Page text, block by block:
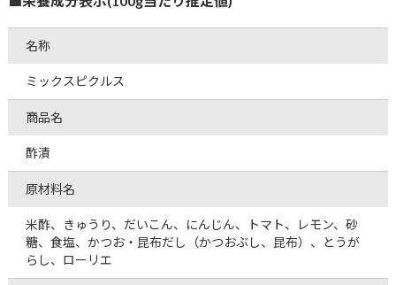
名称
ミックスピクルス
商品名
酢漬
原材料名
米酢、きゅうり、だいこん、にんじん、トマト、レモン、砂
糖、食塩、かつお・昆布だし（かつおぶし、昆布）、とうが
らし、ローリエ